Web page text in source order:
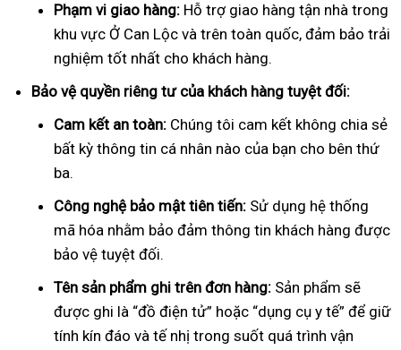
Phạm vi giao hàng: Hỗ trợ giao hàng tận nhà trong
khu vực Ở Can Lộc và trên toàn quốc, đảm bảo trải
nghiệm tốt nhất cho khách hàng.
Bảo vệ quyền riêng tư của khách hàng tuyệt đối:
Cam kết an toàn: Chúng tôi cam kết không chia sẻ
bất kỳ thông tin cá nhân nào của bạn cho bên thứ
ba.
Công nghệ bảo mật tiên tiến: Sử dụng hệ thống
mã hóa nhằm bảo đảm thông tin khách hàng được
bảo vệ tuyệt đối.
Tên sản phẩm ghi trên đơn hàng: Sản phẩm sẽ
được ghi là “đồ điện tử” hoặc “dụng cụ y tế” để giữ
tính kín đáo và tế nhị trong suốt quá trình vận